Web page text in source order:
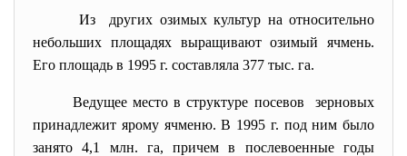
Из других озимых культур на относительно
небольших площадях выращивают озимый ячмень.
Его площадь в 1995 г. составляла 377 тыс. га.
Ведущее место в структуре посевов зерновых
принадлежит ярому ячменю. В 1995 г. под ним было
занято 4,1 млн. га, причем в послевоенные годы